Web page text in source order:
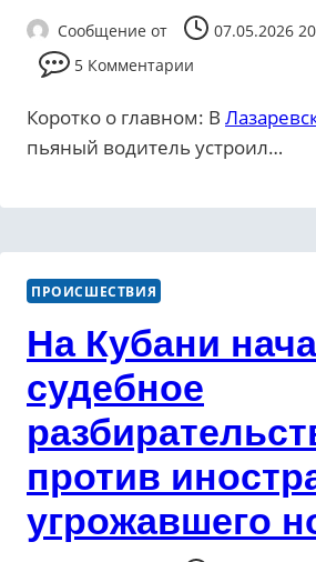
Сообщение от
07.05.2026
5 Комментарии
Коротко о главном: В
пьяный водитель устроил…
ПРОИСШЕСТВИЯ
На Кубани
судебное
против
угрожавшего